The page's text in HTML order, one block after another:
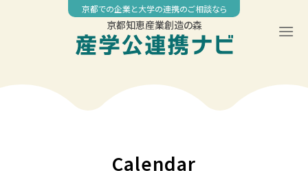
京都での企業と大学の連携のご相談なら
京都知恵産業創造の森
Calendar